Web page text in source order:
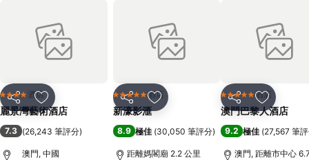
分享 放到收藏夾
4 星級 酒店
麗景灣藝術酒店
7.3 (26,243 筆評分)
澳門, 中國
分享 放到收藏夾
5 星級 酒店
新濠影滙
8.9 極佳 (30,050 筆評分)
距離媽閣廟 2.2 公里
分享 放到收藏
5 星級 酒店
澳門巴黎人酒店
9.2 極佳 (27,567 筆
澳門, 距離市中心